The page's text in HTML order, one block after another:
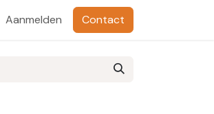
Aanmelden Contact